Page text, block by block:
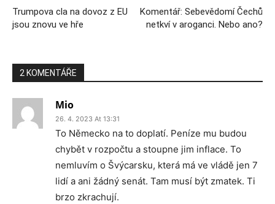
Trumpova cla na dovoz z EU
jsou znovu ve hře
Komentář: Sebevědomí Čechů
netkví v aroganci. Nebo ano?
2 KOMENTÁŘE
Mio
26. 4. 2023 At 13:31
To Německo na to doplatí. Peníze mu budou
chybět v rozpočtu a stoupne jim inflace. To
nemluvím o Švýcarsku, která má ve vládě jen 7
lidí a ani žádný senát. Tam musí být zmatek. Ti
brzo zkrachují.